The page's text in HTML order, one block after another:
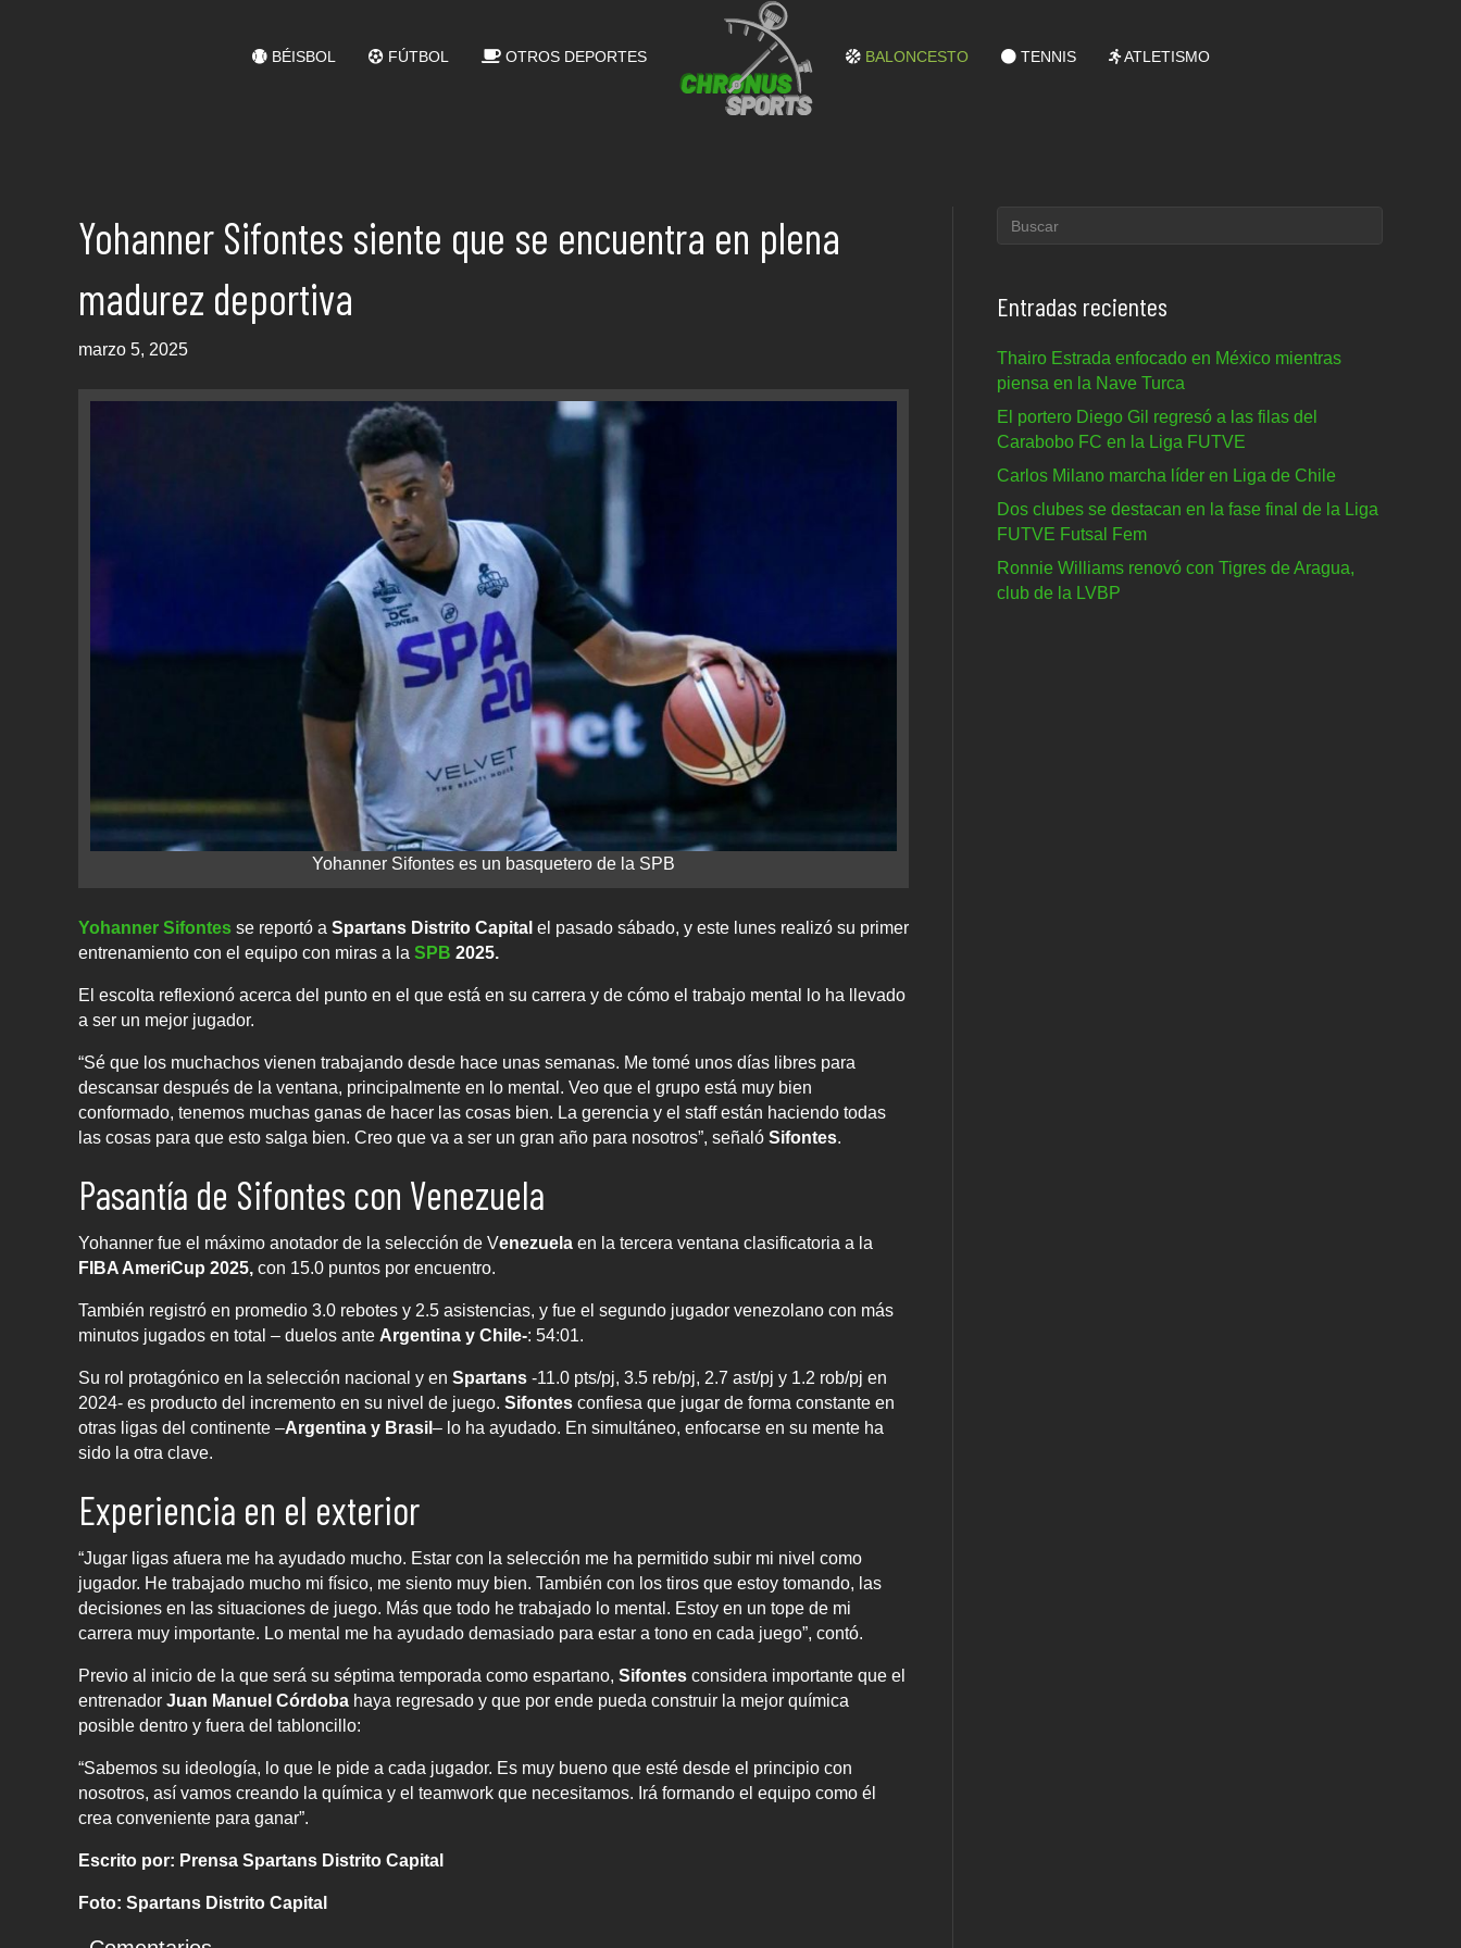
BÉISBOL FÚTBOL OTROS DEPORTES BALONCESTO TENNIS ATLETISMO
Yohanner Sifontes siente que se encuentra en plena
madurez deportiva
marzo 5, 2025
Yohanner Sifontes es un basquetero de la SPB
Yohanner Sifontes se reportó a Spartans Distrito Capital el pasado sábado, y este lunes realizó su primer
entrenamiento con el equipo con miras a la SPB 2025.
El escolta reflexionó acerca del punto en el que está en su carrera y de cómo el trabajo mental lo ha llevado
a ser un mejor jugador.
“Sé que los muchachos vienen trabajando desde hace unas semanas. Me tomé unos días libres para
descansar después de la ventana, principalmente en lo mental. Veo que el grupo está muy bien
conformado, tenemos muchas ganas de hacer las cosas bien. La gerencia y el staff están haciendo todas
las cosas para que esto salga bien. Creo que va a ser un gran año para nosotros”, señaló Sifontes.
Pasantía de Sifontes con Venezuela
Yohanner fue el máximo anotador de la selección de Venezuela en la tercera ventana clasificatoria a la
FIBA AmeriCup 2025, con 15.0 puntos por encuentro.
También registró en promedio 3.0 rebotes y 2.5 asistencias, y fue el segundo jugador venezolano con más
minutos jugados en total – duelos ante Argentina y Chile-: 54:01.
Su rol protagónico en la selección nacional y en Spartans -11.0 pts/pj, 3.5 reb/pj, 2.7 ast/pj y 1.2 rob/pj en
2024- es producto del incremento en su nivel de juego. Sifontes confiesa que jugar de forma constante en
otras ligas del continente –Argentina y Brasil – lo ha ayudado. En simultáneo, enfocarse en su mente ha
sido la otra clave.
Experiencia en el exterior
“Jugar ligas afuera me ha ayudado mucho. Estar con la selección me ha permitido subir mi nivel como
jugador. He trabajado mucho mi físico, me siento muy bien. También con los tiros que estoy tomando, las
decisiones en las situaciones de juego. Más que todo he trabajado lo mental. Estoy en un tope de mi
carrera muy importante. Lo mental me ha ayudado demasiado para estar a tono en cada juego”, contó.
Previo al inicio de la que será su séptima temporada como espartano, Sifontes considera importante que el
entrenador Juan Manuel Córdoba haya regresado y que por ende pueda construir la mejor química
posible dentro y fuera del tabloncillo:
“Sabemos su ideología, lo que le pide a cada jugador. Es muy bueno que esté desde el principio con
nosotros, así vamos creando la química y el teamwork que necesitamos. Irá formando el equipo como él
crea conveniente para ganar”.
Escrito por: Prensa Spartans Distrito Capital
Foto: Spartans Distrito Capital
Entradas recientes
Thairo Estrada enfocado en México mientras
piensa en la Nave Turca
El portero Diego Gil regresó a las filas del
Carabobo FC en la Liga FUTVE
Carlos Milano marcha líder en Liga de Chile
Dos clubes se destacan en la fase final de la Liga
FUTVE Futsal Fem
Ronnie Williams renovó con Tigres de Aragua,
club de la LVBP